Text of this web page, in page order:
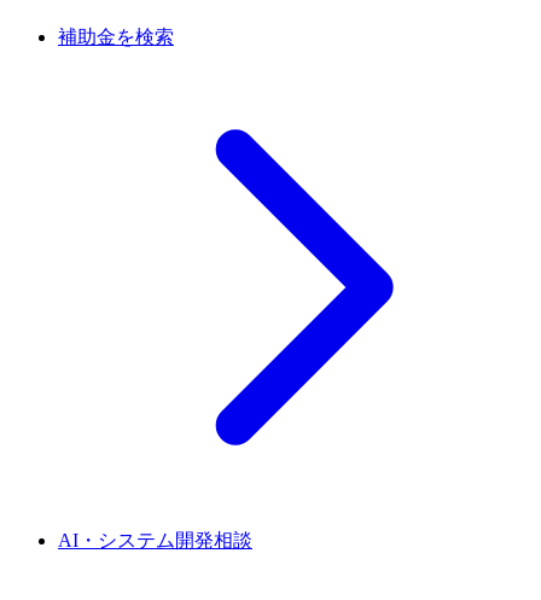
補助金を検索
AI・システム開発相談